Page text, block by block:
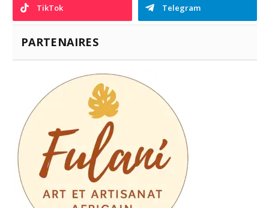
TikTok Telegram
PARTENAIRES